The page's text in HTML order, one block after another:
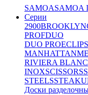
SAMOASAMOA
Серии
2900BROOKLYN
PROFDUO
DUO PRO
MANHATTAN
RIVIERA
INOXSCISSORS
STEELSSTEAK
Доски